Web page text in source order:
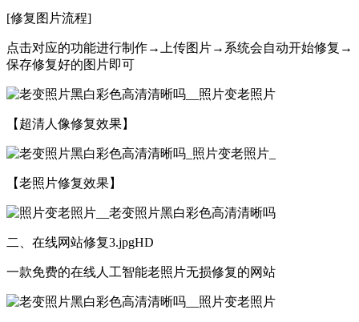
[修复图片流程]
点击对应的功能进行制作→上传图片→系统会自动开始修复→
保存修复好的图片即可
【超清人像修复效果】
【老照片修复效果】
二、在线网站修复3.jpgHD
一款免费的在线人工智能老照片无损修复的网站